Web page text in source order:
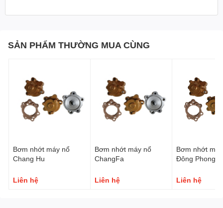
SẢN PHẨM THƯỜNG MUA CÙNG
Bơm nhớt máy nổ
Chang Hu
Liên hệ
Bơm nhớt máy nổ
ChangFa
Liên hệ
Bơm nhớt
Đông Phong
Liên hệ